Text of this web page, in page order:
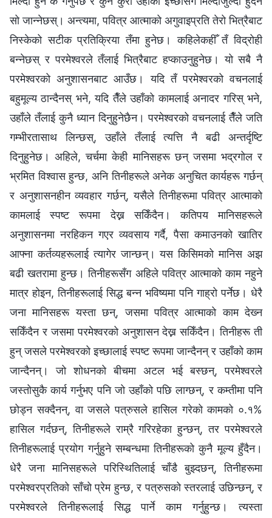
सो जान्‍नेछस्। अन्त्यमा, पवित्र आत्माको अगुवाइप्रति तेरो भित्रैबाट
निस्केको सटीक प्रतिक्रिया तँमा हुनेछ। कहिलेकहीँ तँ विद्रोही
बन्‍नेछस् र परमेश्‍वरले तँलाई भित्रैबाट हप्काउनुहुनेछ। यो सबै नै
परमेश्‍वरको अनुशासनबाट आउँछ। यदि तँ परमेश्‍वरको वचनलाई
बहुमूल्य ठान्दैनस् भने, यदि तैँले उहाँको कामलाई अनादर गरिस् भने,
उहाँले तँलाई कुनै ध्यान दिनुहुनेछैन। परमेश्‍वरको वचनलाई तैँले जति
गम्भीरतासाथ लिन्छस्, उहाँले तँलाई त्यत्ति नै बढी अन्तर्दृष्टि
दिनुहुनेछ। अहिले, चर्चमा केही मानिसहरू छन् जसमा भद्रगोल र
भ्रमित विश्‍वास हुन्छ, अनि तिनीहरूले अनेक अनुचित कार्यहरू गर्छन्
र अनुशासनहीन व्यवहार गर्छन्, यसैले तिनीहरूमा पवित्र आत्माको
कामलाई स्पष्ट रूपमा देख्न सकिँदैन। कतिपय मानिसहरूले
अनुशासनमा नरहिकन गएर व्यवसाय गर्दै, पैसा कमाउनको खातिर
आफ्‍ना कर्तव्यहरूलाई त्यागेर जान्छन्। यस किसिमको मानिस अझ
बढी खतरामा हुन्छ। तिनीहरूसँग अहिले पवित्र आत्माको काम नहुने
मात्र होइन, तिनीहरूलाई सिद्ध बन्न भविष्यमा पनि गाह्रो पर्नेछ। धेरै
जना मानिसहरू यस्ता छन्, जसमा पवित्र आत्माको काम देख्‍न
सकिँदैन र जसमा परमेश्‍वरको अनुशासन देख्न सकिँदैन। तिनीहरू ती
हुन् जसले परमेश्‍वरको इच्छालाई स्पष्ट रूपमा जान्दैनन् र उहाँको काम
जान्दैनन्। जो शोधनको बीचमा अटल भई बस्छन्, परमेश्‍वरले
जस्तोसुकै कार्य गर्नुभए पनि जो उहाँको पछि लाग्छन्, र कम्तीमा पनि
छोड्न सक्दैनन्, वा जसले पत्रुसले हासिल गरेको कामको ०.१%
हासिल गर्दछन्, तिनीहरूले राम्रै गरिरहेका हुन्छन्, तर परमेश्‍वरले
तिनीहरूलाई प्रयोग गर्नुहुने सम्बन्धमा तिनीहरूको कुनै मूल्य हुँदैन।
धेरै जना मानिसहरूले परिस्थितिलाई चाँडै बुझ्दछन्, तिनीहरूमा
परमेश्‍वरप्रतिको साँचो प्रेम हुन्छ, र पत्रुसको स्तरलाई उछिन्छन्, र
परमेश्‍वरले तिनीहरूलाई सिद्ध पार्ने काम गर्नुहुन्छ। त्यस्ता